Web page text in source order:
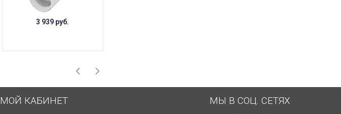
3 939 руб.
МОЙ КАБИНЕТ МЫ В СОЦ. СЕТЯХ